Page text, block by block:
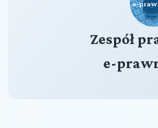
Zespół
e-